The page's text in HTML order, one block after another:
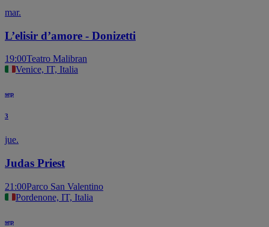
mar.
L’elisir d’amore - Donizetti
19:00Teatro Malibran
Venice, IT, Italia
sep
3
jue.
Judas Priest
21:00Parco San Valentino
Pordenone, IT, Italia
sep